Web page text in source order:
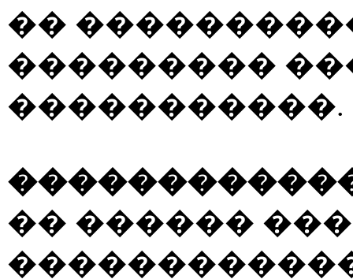
��
���������
�����������.
�� ������